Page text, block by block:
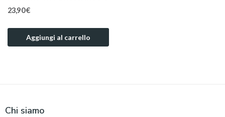
23,90 €
Aggiungi al carrello
Chi siamo